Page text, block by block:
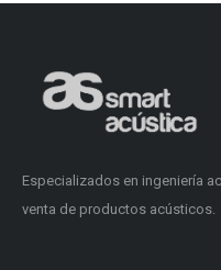
Especializados en ingeniería
venta de productos acústicos.